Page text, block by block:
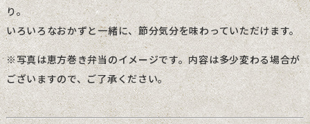
り。
いろいろなおかずと一緒に、節分気分を味わっていただけます。
※写真は恵方巻き弁当のイメージです。内容は多少変わる場合が
ございますので、ご了承ください。